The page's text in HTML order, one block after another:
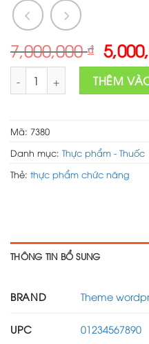
7,000,000₫
price
was:
Theme wordpress thực
THÊM
Mã: 7380
Danh mục: Thực phẩm - Thuốc
Thẻ: thực phẩm chức năng
THÔNG TIN BỔ SUNG
BRAND Theme
UPC 01234567890